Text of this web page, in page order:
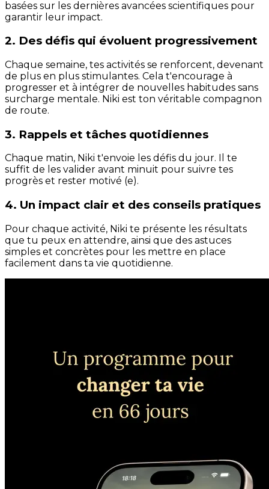
basées sur les dernières avancées scientifiques pour
garantir leur impact.
2. Des défis qui évoluent progressivement
Chaque semaine, tes activités se renforcent, devenant
de plus en plus stimulantes. Cela t'encourage à
progresser et à intégrer de nouvelles habitudes sans
surcharge mentale. Niki est ton véritable compagnon
de route.
3. Rappels et tâches quotidiennes
Chaque matin, Niki t'envoie les défis du jour. Il te
suffit de les valider avant minuit pour suivre tes
progrès et rester motivé (e).
4. Un impact clair et des conseils pratiques
Pour chaque activité, Niki te présente les résultats
que tu peux en attendre, ainsi que des astuces
simples et concrètes pour les mettre en place
facilement dans ta vie quotidienne.